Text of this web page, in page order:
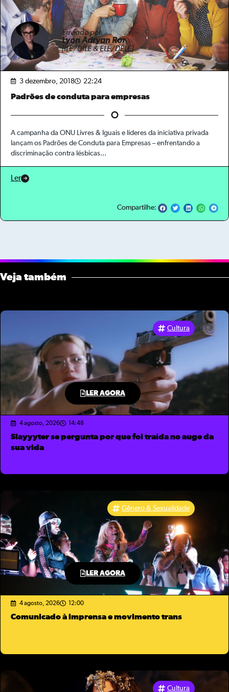
Enviado por
Lyon Adryan Ror
[ILE/DILE & ELE/DELE]
3 dezembro, 2018 22:24
Padrões de conduta para empresas
A campanha da ONU Livres & Iguais e líderes da iniciativa privada
lançam os Padrões de Conduta para Empresas – enfrentando a
discriminação contra lésbicas...
Ler
Compartilhe:
Veja também
LER AGORA
Cultura
4 agosto, 2026 14:48
Slayyyter se pergunta por que foi traída no auge da
sua vida
LER AGORA
Gênero & Sexualidade
4 agosto, 2026 12:00
Comunicado à imprensa e movimento trans
Cultura